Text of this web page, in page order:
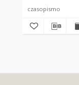
czasopismo